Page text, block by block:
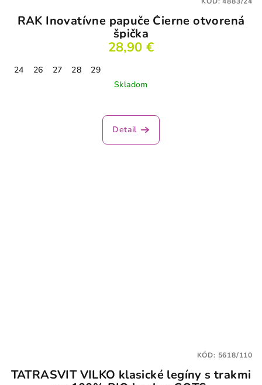
RAK Inovatívne papuče Čierne otvorená
špička
28,90 €
24 26 27 28
29
Skladom
Detail
TATRASVIT VILKO klasické legíny s trakmi
KÓD: 5618/110